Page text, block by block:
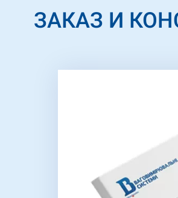
ЗАКАЗ И